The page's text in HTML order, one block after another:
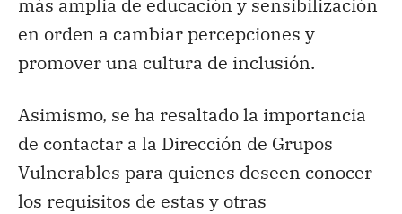
en orden a cambiar percepciones y
promover una cultura de inclusión.
Asimismo, se ha resaltado la importancia
de contactar a la Dirección de Grupos
Vulnerables para quienes deseen conocer
los requisitos de estas y otras